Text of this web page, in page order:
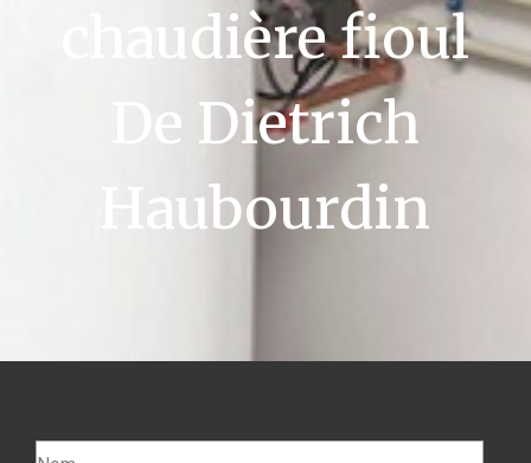
chaudière fioul
De Dietrich
Haubourdin